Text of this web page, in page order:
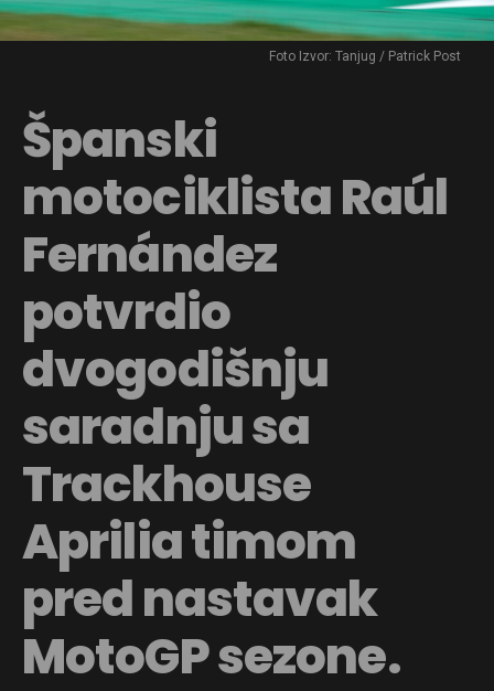
Foto Izvor: Tanjug / Patrick Post
Španski
motociklista Raúl
Fernández
potvrdio
dvogodišnju
saradnju sa
Trackhouse
Aprilia timom
pred nastavak
MotoGP sezone.